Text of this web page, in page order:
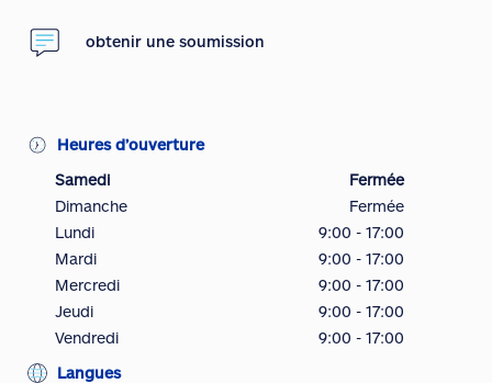
obtenir une soumission
Heures d’ouverture
Samedi
Fermée
Dimanche
Fermée
Lundi
9:00 - 17:00
Mardi
9:00 - 17:00
Mercredi
9:00 - 17:00
Jeudi
9:00 - 17:00
Vendredi
9:00 - 17:00
Langues